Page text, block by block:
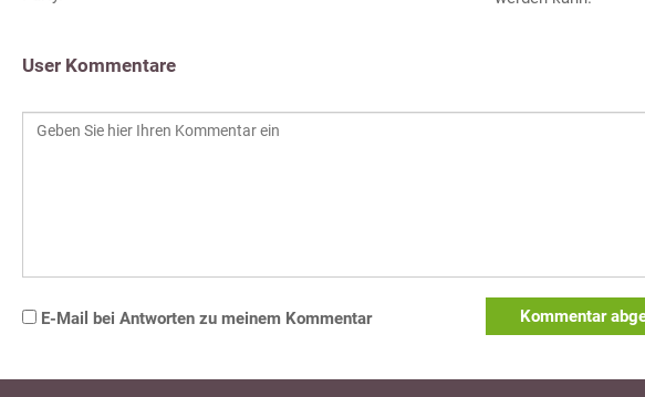
User Kommentare
E-Mail bei Antworten zu meinem Kommentar Kommentar